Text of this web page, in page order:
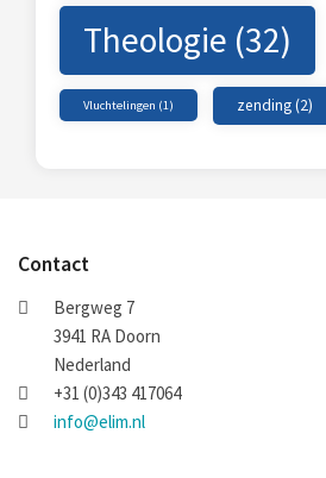
Theologie (32)
Vluchtelingen (1) zending(2)
Contact
Bergweg 7
3941 RA Doorn
Nederland
+31 (0)343 417064
info@elim.nl